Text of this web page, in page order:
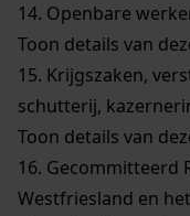
14. Openbare
Toon details van
15. Krijgszaken,
schutterij,
Toon details van
16. Gecommitteerd
Westfriesland en